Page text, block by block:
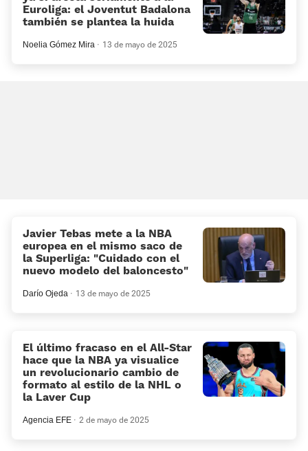
Euroliga: el Joventut Badalona
también se plantea la huida
Noelia Gómez Mira 13 de mayo de 2025
Javier Tebas mete a la NBA
europea en el mismo saco de
la Superliga: “Cuidado con el
nuevo modelo del baloncesto”
Darío Ojeda 13 de mayo de 2025
El último fracaso en el All-Star
hace que la NBA ya visualice
un revolucionario cambio de
formato al estilo de la NHL o
la Laver Cup
Agencia EFE 2 de mayo de 2025